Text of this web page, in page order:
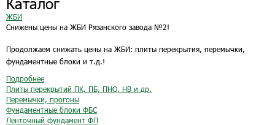
ЖБИ
Снижены цены на ЖБИ Рязанского завода №2!
Продолжаем снижать цены на ЖБИ: плиты перекрытия, перемычки,
фундаментные блоки и т.д.!
Подробнее
Плиты перекрытий ПК, ПБ, ПНО, НВ и др.
Перемычки, прогоны
Фундаментные блоки ФБС
Ленточный фундамент ФЛ